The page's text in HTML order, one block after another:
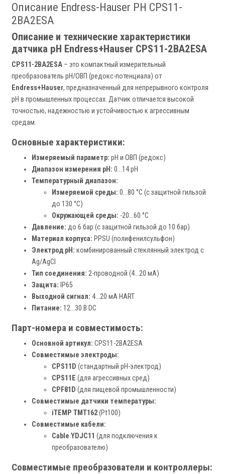
Описание Endress-Hauser PH CPS11-
2BA2ESA
Описание и технические характеристики
датчика pH Endress+Hauser CPS11-2BA2ESA
CPS11-2BA2ESA – это компактный измерительный
преобразователь pH/ОВП (редокс-потенциала) от
Endress+Hauser, предназначенный для непрерывного контроля
pH в промышленных процессах. Датчик отличается высокой
точностью, надежностью и устойчивостью к агрессивным
средам.
Основные характеристики:
Измеряемый параметр: pH и ОВП (редокс)
Диапазон измерения pH: 0...14 pH
Температурный диапазон:
Измеряемой среды: 0...80 °C (с защитной гильзой
до 130 °C)
Окружающей среды: -20...60 °C
Давление: до 6 бар (с защитной гильзой до 10 бар)
Материал корпуса: PPSU (полифенилсульфон)
Электрод pH: комбинированный стеклянный электрод с
Ag/AgCl
Тип соединения: 2-проводной (4…20 мА)
Защита: IP65
Выходной сигнал: 4...20 мА HART
Питание: 12...30 В DC
Парт-номера и совместимость:
Основной артикул: CPS11-2BA2ESA
Совместимые электроды:
CPS11D (стандартный pH-электрод)
CPS11E (для агрессивных сред)
CPF81D (для пищевой промышленности)
Совместимые датчики температуры:
iTEMP TMT162(Pt100)
Совместимые кабели:
Cable YDJC11 (для подключения к
преобразователю)
Совместимые преобразователи и контроллеры: